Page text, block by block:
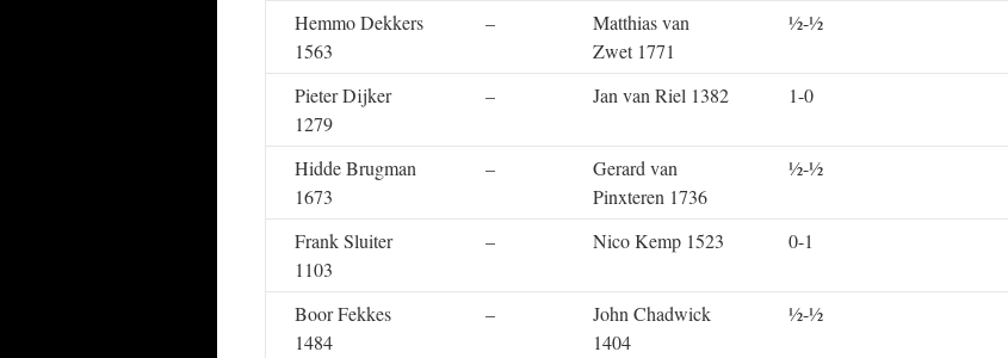
Hemmo Dekkers
1563
–
Matthias van
Zwet 1771
½-½
Pieter Dijker
1279
– Jan van Riel 1382 1-0
Hidde Brugman
1673
–
Gerard van
Pinxteren 1736
½-½
Frank Sluiter
1103
– Nico Kemp 1523 0-1
Boor Fekkes
1484
–
John Chadwick
1404
½-½